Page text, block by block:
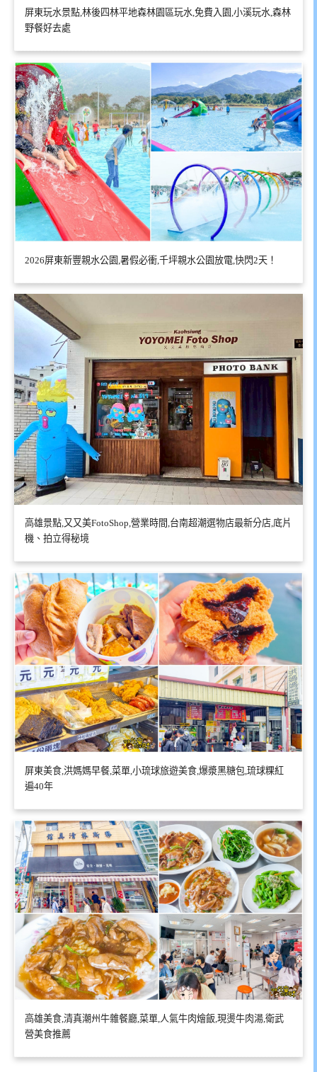
屏東玩水景點,林後四林平地森林園區玩水,免費入園,小溪玩水,森林
野餐好去處
2026屏東新豐親水公園,暑假必衝,千坪親水公園放電,快閃2天！
高雄景點,又又美FotoShop,營業時間,台南超潮選物店最新分店,底片
機、拍立得秘境
屏東美食,洪媽媽早餐,菜單,小琉球旅遊美食,爆漿黑糖包,琉球粿紅
遍40年
高雄美食,清真潮州牛雜餐廳,菜單,人氣牛肉燴飯,現燙牛肉湯,衛武
營美食推薦